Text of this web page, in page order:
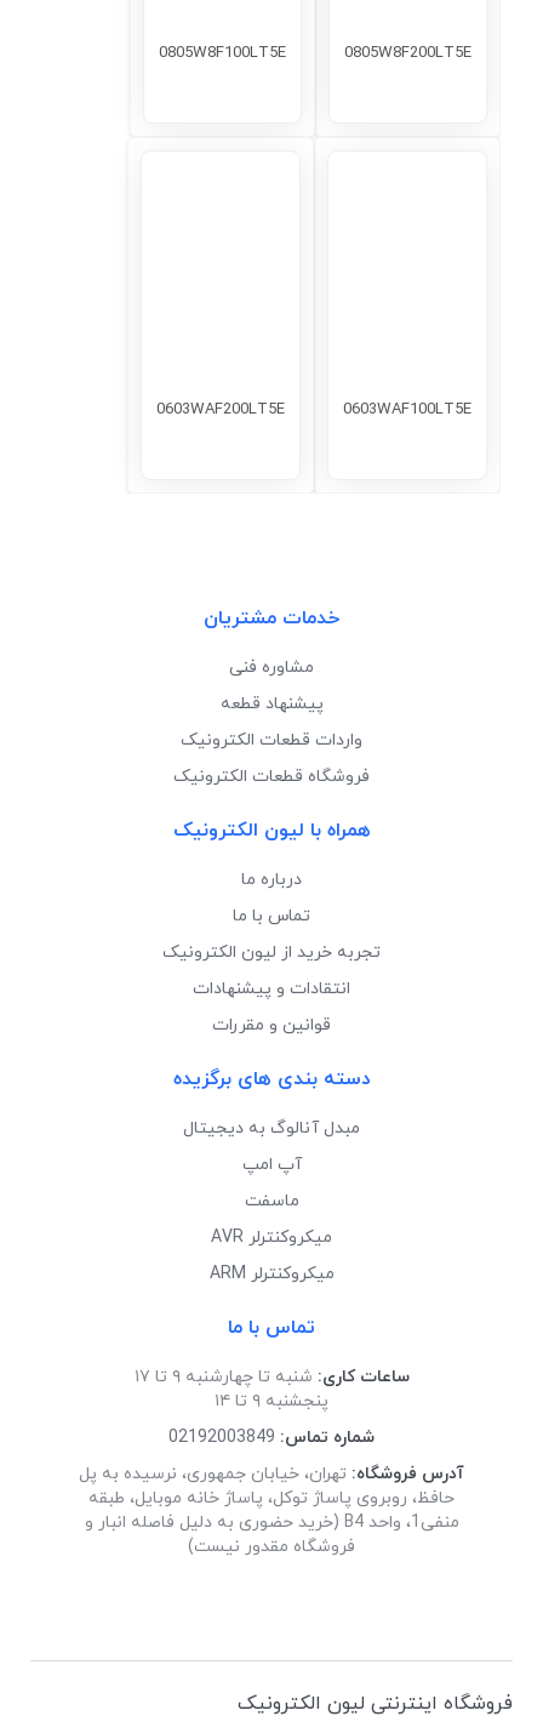
0805W8F200LT5E
0805W8F100LT5E
0603WAF100LT5E
0603WAF200LT5E
خدمات مشتریان
مشاوره فنی
پیشنهاد قطعه
واردات قطعات الکترونیک
فروشگاه قطعات الکترونیک
همراه با لیون الکترونیک
درباره ما
تماس با ما
تجربه خرید از لیون الکترونیک
انتقادات و پیشنهادات
قوانین و مقررات
دسته بندی های برگزیده
مبدل آنالوگ به دیجیتال
آپ امپ
ماسفت
میکروکنترلر AVR
میکروکنترلر ARM
تماس با ما
ساعات کاری: شنبه تا چهارشنبه ۹ تا ۱۷
پنجشنبه ۹ تا ۱۴
شماره تماس: 02192003849
آدرس فروشگاه: تهران، خیابان جمهوری، نرسیده به پل
حافظ، روبروی پاساژ توکل، پاساژ خانه موبایل، طبقه
منفی1، واحد B4 (خرید حضوری به دلیل فاصله انبار و
فروشگاه مقدور نیست)
فروشگاه اینترنتی لیون الکترونیک